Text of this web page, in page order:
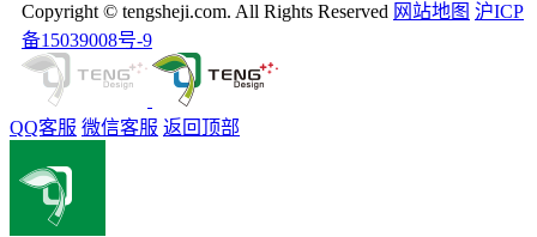
Copyright © tengsheji.com. All Rights Reserved 网站地图 沪ICP
备15039008号-9
QQ客服 微信客服 返回顶部